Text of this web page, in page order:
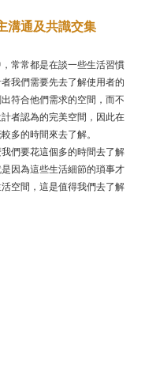
溝通及共識交集
常常都是在談一些生活習慣
我們需要先去了解使用者的
符合他們需求的空間，而不
者認為的完美空間，因此在
多的時間來去了解。
們要花這個多的時間去了解
因為這些生活細節的瑣事才
空間，這是值得我們去了解